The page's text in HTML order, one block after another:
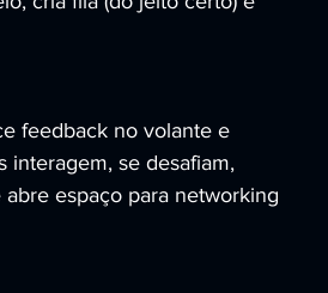
feedback no volante e
interagem, se desafiam,
espaço para networking